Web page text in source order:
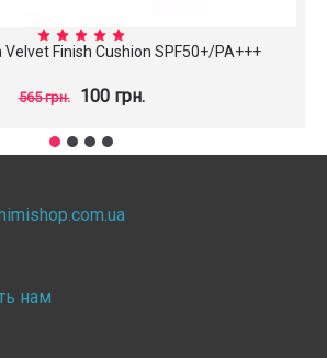
Finish Cushion SPF50+/PA+++
565 грн. 100 грн.
нам